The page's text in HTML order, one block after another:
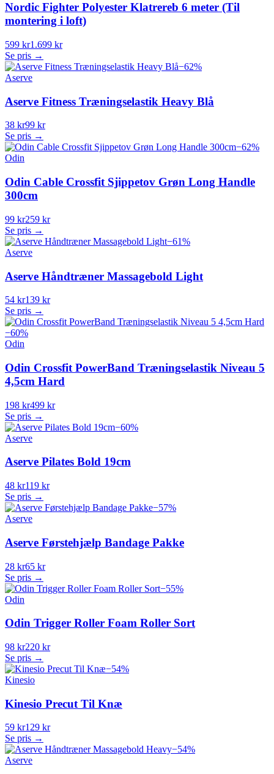
Nordic Fighter Polyester Klatrereb 6 meter (Til
montering i loft)
599 kr1.699 kr
Se pris →
−62%
Aserve
Aserve Fitness Træningselastik Heavy Blå
38 kr99 kr
Se pris →
−62%
Odin
Odin Cable Crossfit Sjippetov Grøn Long Handle
300cm
99 kr259 kr
Se pris →
−61%
Aserve
Aserve Håndtræner Massagebold Light
54 kr139 kr
Se pris →
−60%
Odin
Odin Crossfit PowerBand Træningselastik Niveau 5
4,5cm Hard
198 kr499 kr
Se pris →
−60%
Aserve
Aserve Pilates Bold 19cm
48 kr119 kr
Se pris →
−57%
Aserve
Aserve Førstehjælp Bandage Pakke
28 kr65 kr
Se pris →
−55%
Odin
Odin Trigger Roller Foam Roller Sort
98 kr220 kr
Se pris →
−54%
Kinesio
Kinesio Precut Til Knæ
59 kr129 kr
Se pris →
−54%
Aserve